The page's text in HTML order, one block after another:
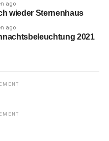
ago
wieder Sternenhaus
ago
2021